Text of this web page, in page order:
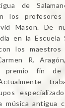
de
los profesores
Mason. De
en la Escuela
los maestros
R.
premio fin de
música antigua